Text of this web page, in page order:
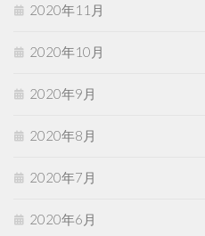
2020年11月
2020年10月
2020年9月
2020年8月
2020年7月
2020年6月